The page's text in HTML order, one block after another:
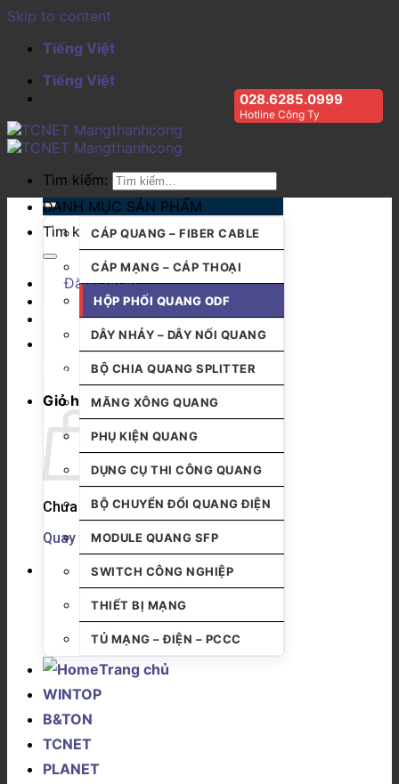
Skip to content
Tiếng Việt
Tiếng Việt
028.6285.0999
Hotline Công Ty
Tìm kiếm:
Tìm kiếm:
Đăng nhập
Giỏ hàng
Chưa có sản phẩm trong giỏ hàng.
Quay trở lại cửa hàng
DANH MỤC SẢN PHẨM
CÁP QUANG – FIBER CABLE
CÁP MẠNG – CÁP THOẠI
HỘP PHỐI QUANG ODF
DÂY NHẢY – DÂY NỐI QUANG
BỘ CHIA QUANG SPLITTER
MĂNG XÔNG QUANG
PHỤ KIỆN QUANG
DỤNG CỤ THI CÔNG QUANG
BỘ CHUYỂN ĐỔI QUANG ĐIỆN
MODULE QUANG SFP
SWITCH CÔNG NGHIỆP
THIẾT BỊ MẠNG
TỦ MẠNG – ĐIỆN – PCCC
Trang chủ
WINTOP
B&TON
TCNET
PLANET